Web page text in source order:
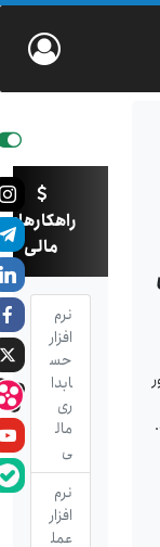
راهکارهای
مالی
نرم
افزار
حس
ابدا
ری
مال
ی
نرم
افزار
عمل